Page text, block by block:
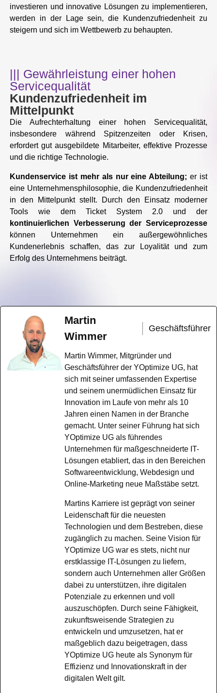
investieren und innovative Lösungen zu implementieren,
werden in der Lage sein, die Kundenzufriedenheit zu
steigern und sich im Wettbewerb zu behaupten.
||| Gewährleistung einer hohen
Servicequalität
Kundenzufriedenheit im
Mittelpunkt
Die Aufrechterhaltung einer hohen Servicequalität,
insbesondere während Spitzenzeiten oder Krisen,
erfordert gut ausgebildete Mitarbeiter, effektive Prozesse
und die richtige Technologie.
Kundenservice ist mehr als nur eine Abteilung; er ist
eine Unternehmensphilosophie, die Kundenzufriedenheit
in den Mittelpunkt stellt. Durch den Einsatz moderner
Tools wie dem Ticket System 2.0 und der
kontinuierlichen Verbesserung der Serviceprozesse
können Unternehmen ein außergewöhnliches
Kundenerlebnis schaffen, das zur Loyalität und zum
Erfolg des Unternehmens beiträgt.
Martin
Wimmer
Geschäftsführer
Martin Wimmer, Mitgründer und
Geschäftsführer der YOptimize UG, hat
sich mit seiner umfassenden Expertise
und seinem unermüdlichen Einsatz für
Innovation im Laufe von mehr als 10
Jahren einen Namen in der Branche
gemacht. Unter seiner Führung hat sich
YOptimize UG als führendes
Unternehmen für maßgeschneiderte IT-
Lösungen etabliert, das in den Bereichen
Softwareentwicklung, Webdesign und
Online-Marketing neue Maßstäbe setzt.
Martins Karriere ist geprägt von seiner
Leidenschaft für die neuesten
Technologien und dem Bestreben, diese
zugänglich zu machen. Seine Vision für
YOptimize UG war es stets, nicht nur
erstklassige IT-Lösungen zu liefern,
sondern auch Unternehmen aller Größen
dabei zu unterstützen, ihre digitalen
Potenziale zu erkennen und voll
auszuschöpfen. Durch seine Fähigkeit,
zukunftsweisende Strategien zu
entwickeln und umzusetzen, hat er
maßgeblich dazu beigetragen, dass
YOptimize UG heute als Synonym für
Effizienz und Innovationskraft in der
digitalen Welt gilt.